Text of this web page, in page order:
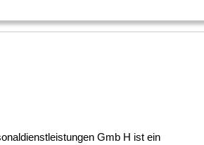
Gmb H ist ein